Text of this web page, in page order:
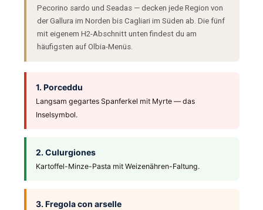
Pecorino sardo und Seadas — decken jede Region von
der Gallura im Norden bis Cagliari im Süden ab. Die fünf
mit eigenem H2-Abschnitt unten findest du am
häufigsten auf Olbia-Menüs.
1. Porceddu
Langsam gegartes Spanferkel mit Myrte — das
Inselsymbol.
2. Culurgiones
Kartoffel-Minze-Pasta mit Weizenähren-Faltung.
3. Fregola con arselle